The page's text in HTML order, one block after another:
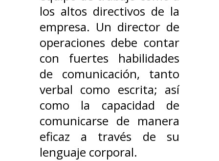
los altos directivos de la
empresa. Un director de
operaciones debe contar
con fuertes habilidades
de comunicación, tanto
verbal como escrita; así
como la capacidad de
comunicarse de manera
eficaz a través de su
lenguaje corporal.